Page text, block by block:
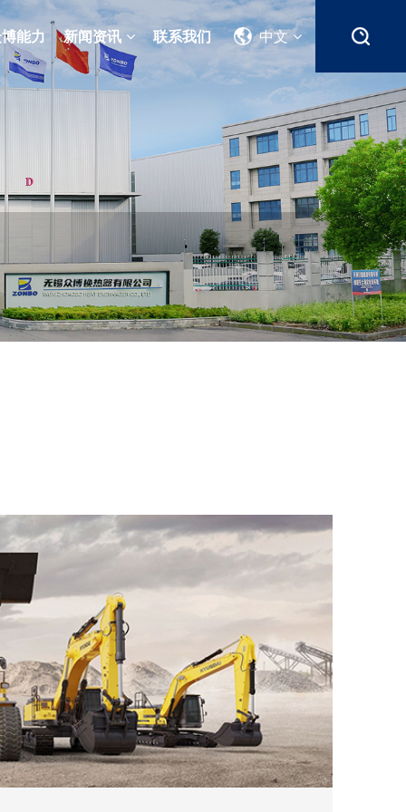
需要产品服务？
留言反馈
联系我们
服务热线：
0510-85589898
0510-85586021
需要产品服务？
留言反馈
联系我们
服务热线：
0510-85589898
0510-85586021
能力 新闻资讯
需要产品服务？
留言反馈
联系我们
服务热线：
0510-85589898
0510-85586021
联系我们 中文